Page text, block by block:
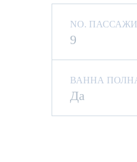
NO.
9
ВАННА
Да